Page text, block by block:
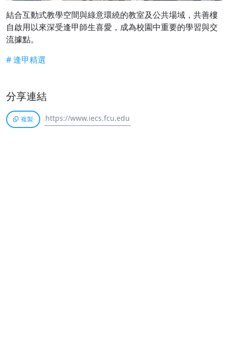
結合互動式教學空間與綠意環繞的教室及公共場域，共善樓
自啟用以來深受逢甲師生喜愛，成為校園中重要的學習與交
流據點。
# 逢甲精選
分享連結
複製